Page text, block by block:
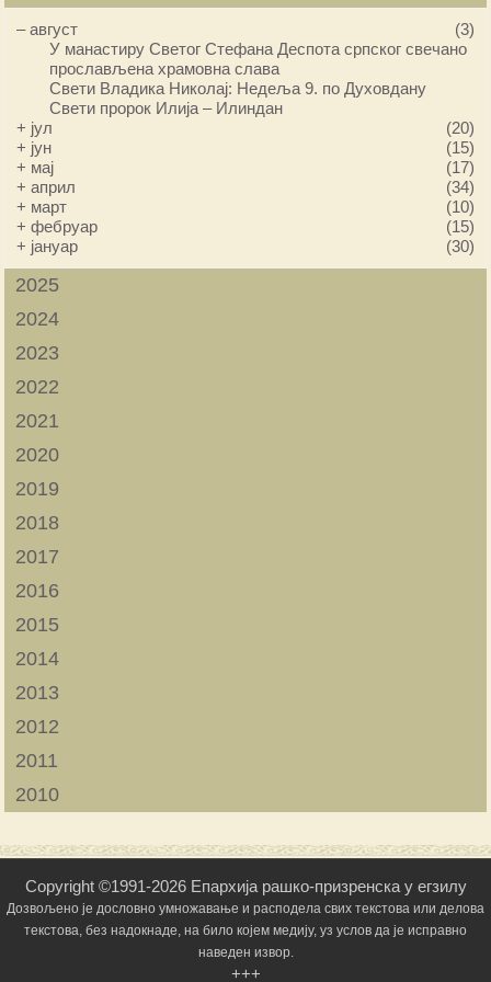
–август
(3)
У манастиру Светог Стефана Деспота српског свечано
прослављена храмовна слава
Свети Владика Николај: Недеља 9. по Духовдану
Свети пророк Илија – Илиндан
+ јул
(20)
+ јун
(15)
+ мај
(17)
+април
(34)
+ март
(10)
+фебруар
(15)
+ јануар (30)
2025
2024
2023
2022
2021
2020
2019
2018
2017
2016
2015
2014
2013
2012
2011
2010
Copyright ©1991-2026 Епархија рашко-призренска у егзилу
Дозвољено је дословно умножавање и расподела свих текстова или делова
текстова, без надокнаде, на било којем медију, уз услов да је исправно
наведен извор.
+++